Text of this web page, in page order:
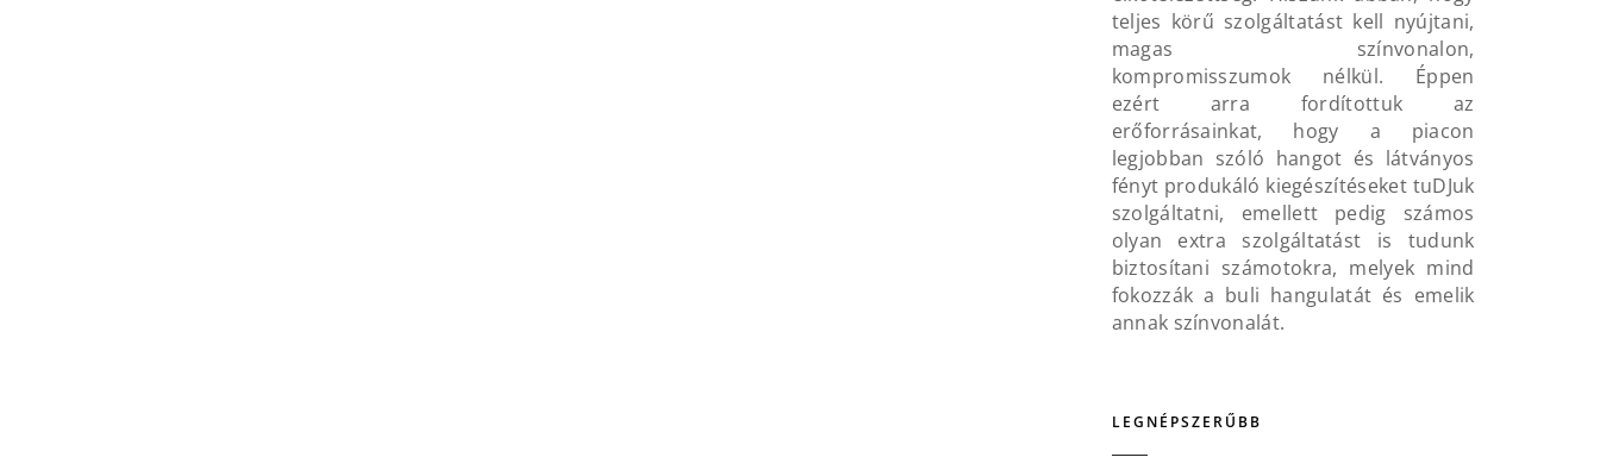
teljes körű szolgáltatást kell nyújtani,
magas színvonalon,
kompromisszumok nélkül. Éppen
ezért arra fordítottuk az
erőforrásainkat, hogy a piacon
legjobban szóló hangot és látványos
fényt produkáló kiegészítéseket tuDJuk
szolgáltatni, emellett pedig számos
olyan extra szolgáltatást is tudunk
biztosítani számotokra, melyek mind
fokozzák a buli hangulatát és emelik
annak színvonalát.
LEGNÉPSZERŰBB